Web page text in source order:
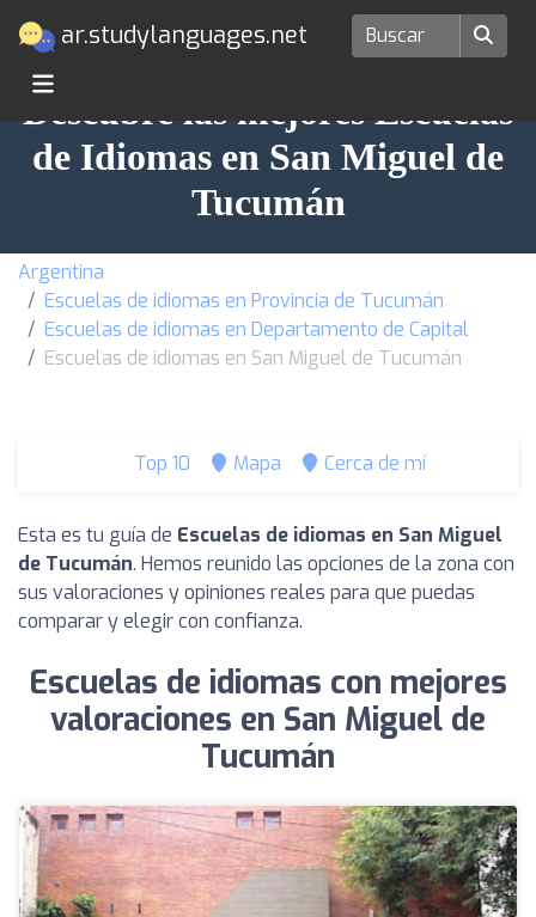
ar.studylanguages.net
Descubre las mejores Escuelas
de Idiomas en San Miguel de
Tucumán
Argentina
Escuelas de idiomas en Provincia de Tucumán
Escuelas de idiomas en Departamento de Capital
Escuelas de idiomas en San Miguel de Tucumán
Top 10 Mapa Cerca de mí
Esta es tu guía de Escuelas de idiomas en San Miguel
de Tucumán. Hemos reunido las opciones de la zona con
sus valoraciones y opiniones reales para que puedas
comparar y elegir con confianza.
Escuelas de idiomas con mejores
valoraciones en San Miguel de
Tucumán